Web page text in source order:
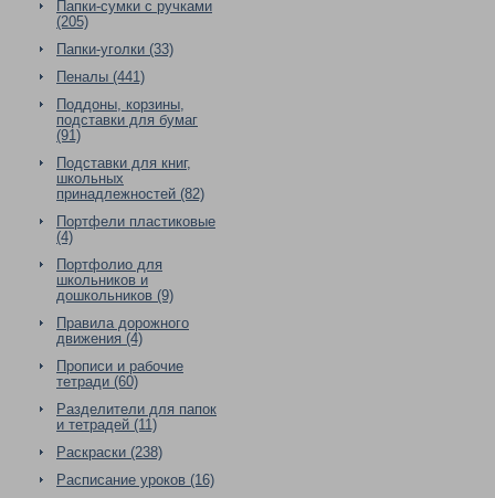
Папки-сумки с ручками
(205)
Папки-уголки (33)
Пеналы (441)
Поддоны, корзины,
подставки для бумаг
(91)
Подставки для книг,
школьных
принадлежностей (82)
Портфели пластиковые
(4)
Портфолио для
школьников и
дошкольников (9)
Правила дорожного
движения (4)
Прописи и рабочие
тетради (60)
Разделители для папок
и тетрадей (11)
Раскраски (238)
Расписание уроков (16)